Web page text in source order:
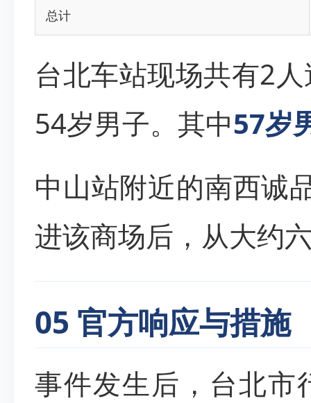
总计
台北车站现场共有2
54岁男子。其中57岁
中山站附近的南西诚
进该商场后，从大约
05 官方响应与措施
事件发生后，台北